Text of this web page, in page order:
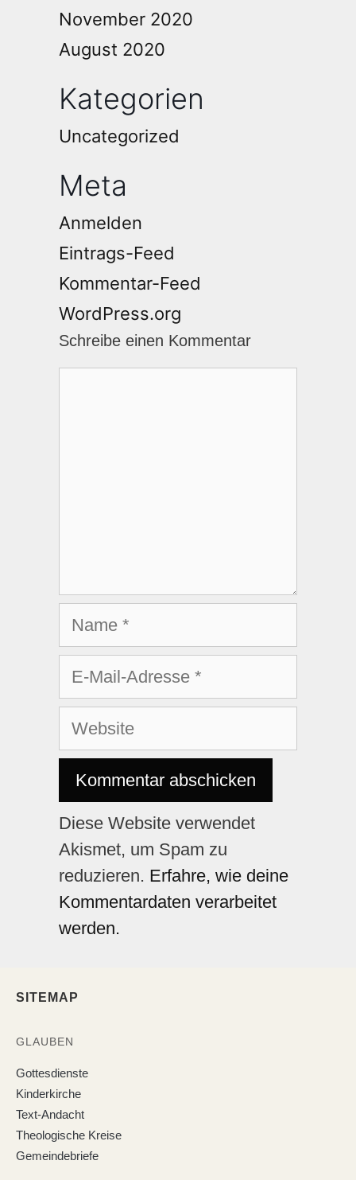
November 2020
August 2020
Kategorien
Uncategorized
Meta
Anmelden
Eintrags-Feed
Kommentar-Feed
WordPress.org
Schreibe einen Kommentar
Diese Website verwendet
Akismet, um Spam zu
reduzieren. Erfahre, wie deine
Kommentardaten verarbeitet
werden.
SITEMAP
GLAUBEN
Gottesdienste
Kinderkirche
Text-Andacht
Theologische Kreise
Gemeindebriefe